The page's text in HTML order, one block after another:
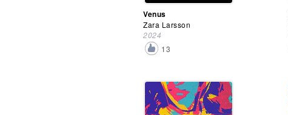
Venus
Zara Larsson
2024
13